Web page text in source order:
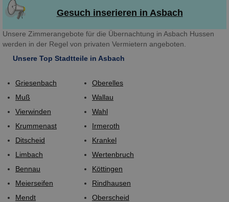
Gesuch inserieren in Asbach
Unsere Zimmerangebote für die Übernachtung in Asbach Hussen
werden in der Regel von privaten Vermietern angeboten.
Unsere Top Stadtteile in Asbach
Griesenbach
Muß
Vierwinden
Krummenast
Ditscheid
Limbach
Bennau
Meierseifen
Mendt
Oberelles
Wallau
Wahl
Irmeroth
Krankel
Wertenbruch
Köttingen
Rindhausen
Oberscheid